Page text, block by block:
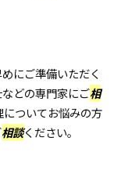
にご準備いただく
どの専門家にご相
ついてお悩みの方
相談ください。